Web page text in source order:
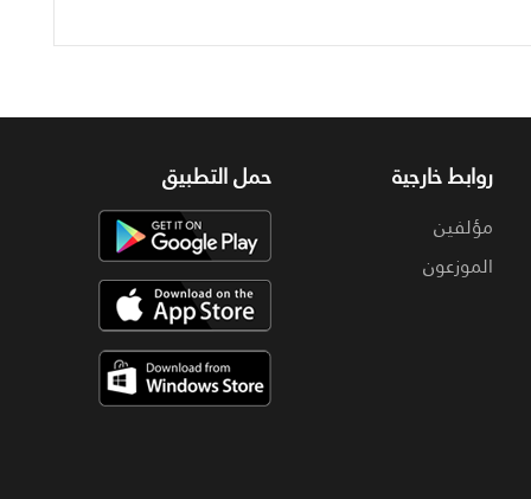
روابط خارجية
مؤلفين
الموزعون
حمل التطبيق